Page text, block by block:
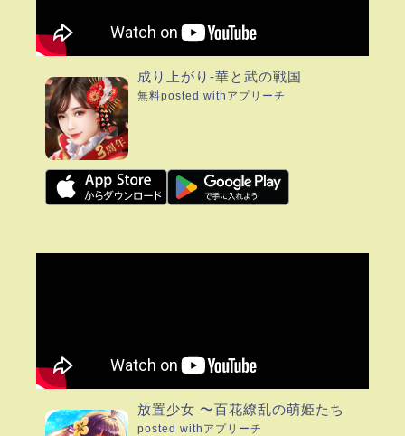
成り上がり-華と武の戦国
無料posted with アプリーチ
放置少女 〜百花繚乱の萌姫たち
posted with アプリーチ